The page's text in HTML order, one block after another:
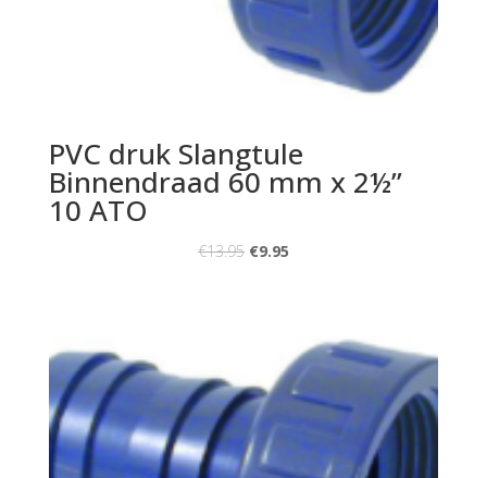
PVC druk Slangtule
Binnendraad 60 mm x 2½”
10 ATO
€13.95 €9.95